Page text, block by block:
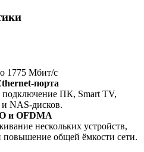
1775 Мбит/с
порта
подключение ПК, Smart TV,
NAS-дисков.
и OFDMA
нескольких устройств,
общей ёмкости сети.